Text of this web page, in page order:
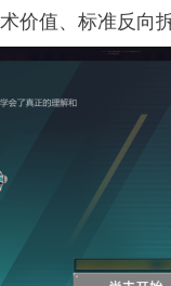
值、标准反向拆